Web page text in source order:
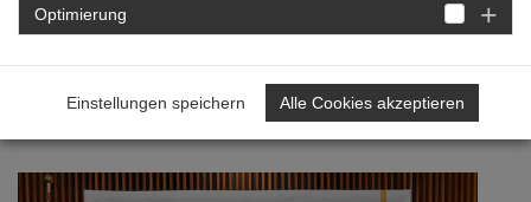
Im Gespräch mit der CDU-
Landtagsfraktion
Optimierung
Einstellungen speichern Alle Cookies akzeptieren